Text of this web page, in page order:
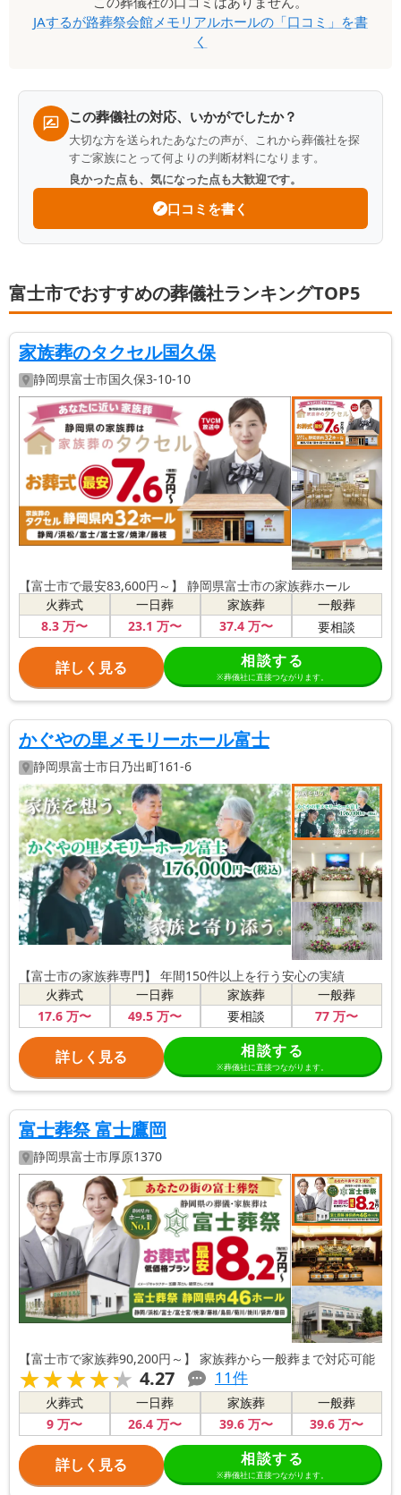
JAするが路葬祭会館メモリアルホールの「口コミ」を書
く
この葬儀社の対応、いかがでしたか？
大切な方を送られたあなたの声が、これから葬儀社を探
すご家族にとって何よりの判断材料になります。
良かった点も、気になった点も大歓迎です。
口コミを書く
富士市でおすすめの葬儀社ランキングTOP5
家族葬のタクセル国久保
静岡県富士市国久保3-10-10
【富士市で最安83,600円～】 静岡県富士市の家族葬ホール
火葬式
8.3万〜
一日葬
23.1 万〜
家族葬
37.4万〜
一般葬
要相談
詳しく見る 相談する
※葬儀社に直接つながります。
かぐやの里メモリーホール富士
静岡県富士市日乃出町161-6
【富士市の家族葬専門】 年間150件以上を行う安心の実績
火葬式
17.6万〜
一日葬
49.5 万〜
家族葬
要相談
一般葬
77 万〜
詳しく見る 相談する
※葬儀社に直接つながります。
富士葬祭 富士鷹岡
静岡県富士市厚原1370
【富士市で家族葬90,200円～】 家族葬から一般葬まで対応可能
★★★★★
★★★★★ 4.27 11件
火葬式
9万〜
一日葬
26.4 万〜
家族葬
39.6万〜
一般葬
39.6 万〜
詳しく見る 相談する
※葬儀社に直接つながります。